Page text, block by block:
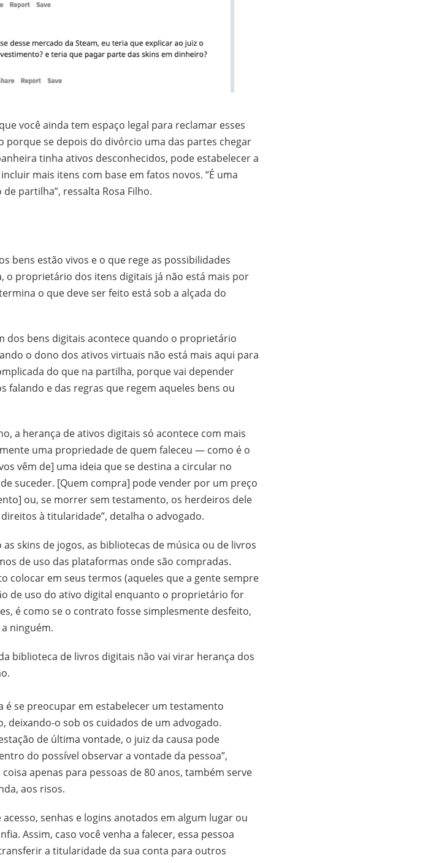
você ainda tem espaço legal para reclamar esses
porque se depois do divórcio uma das partes chegar
tinha ativos desconhecidos, pode estabelecer a
mais itens com base em fatos novos. “É uma
partilha”, ressalta Rosa Filho.
bens estão vivos e o que rege as possibilidades
o proprietário dos itens digitais já não está mais por
o que deve ser feito está sob a alçada do
dos bens digitais acontece quando o proprietário
o dono dos ativos virtuais não está mais aqui para
do que na partilha, porque vai depender
e das regras que regem aqueles bens ou
a herança de ativos digitais só acontece com mais
uma propriedade de quem faleceu — como é o
vêm de] uma ideia que se destina a circular no
suceder. [Quem compra] pode vender por um preço
ou, se morrer sem testamento, os herdeiros dele
à titularidade”, detalha o advogado.
skins de jogos, as bibliotecas de música ou de livros
de uso das plataformas onde são compradas.
colocar em seus termos (aqueles que a gente sempre
de uso do ativo digital enquanto o proprietário for
é como se o contrato fosse simplesmente desfeito,
ninguém.
biblioteca de livros digitais não vai virar herança dos
é se preocupar em estabelecer um testamento
deixando-o sob os cuidados de um advogado.
de última vontade, o juiz da causa pode
do possível observar a vontade da pessoa”,
apenas para pessoas de 80 anos, também serve
aos risos.
senhas e logins anotados em algum lugar ou
Assim, caso você venha a falecer, essa pessoa
a titularidade da sua conta para outros